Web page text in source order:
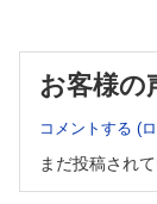
吉田 道弘
中心に～
高橋 賢
腫瘍由来エ
お客様の
コメントする (
まだ投稿され